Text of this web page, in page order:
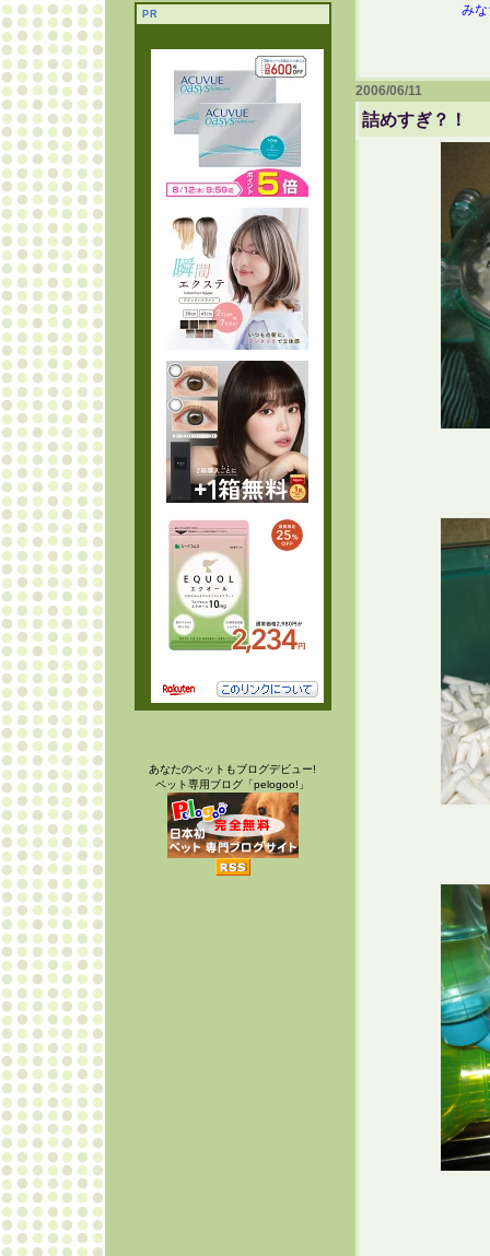
PR
あなたのペットもブログデビュー!
ペット専用ブログ「pelogoo!」
み
2006/06/11
詰めすぎ？！